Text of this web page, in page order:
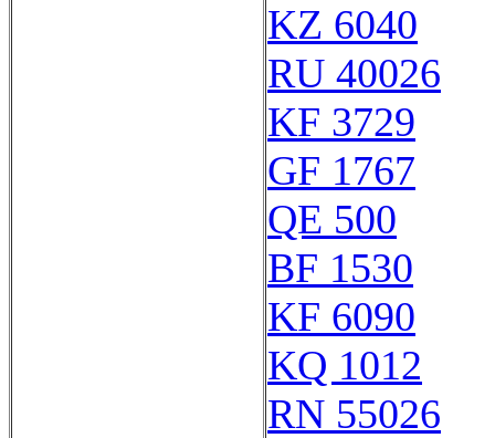
KZ 6040
RU 40026
KF 3729
GF 1767
QE 500
BF 1530
KF 6090
KQ 1012
RN 55026